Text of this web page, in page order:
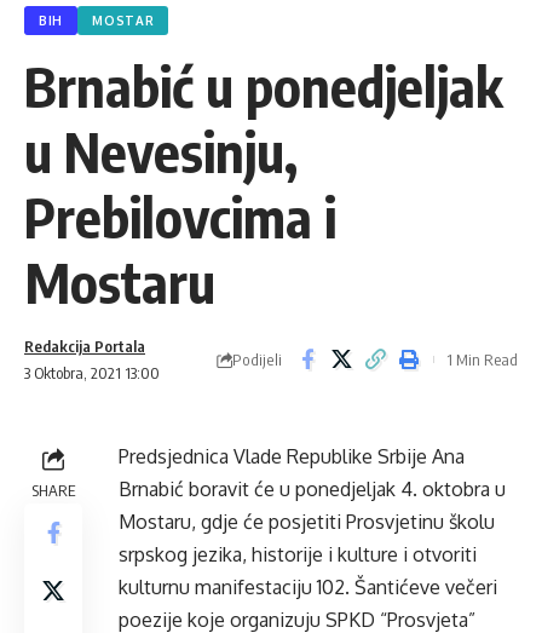
BIH MOSTAR
Brnabić u ponedjeljak
u Nevesinju,
Prebilovcima i
Mostaru
3 Oktobra, 2021 13:00
Redakcija Portala
Podijeli 1 Min Read
SHARE
Predsjednica Vlade Republike Srbije Ana
Brnabić boravit će u ponedjeljak 4. oktobra u
Mostaru, gdje će posjetiti Prosvjetinu školu
srpskog jezika, historije i kulture i otvoriti
kulturnu manifestaciju 102. Šantićeve večeri
poezije koje organizuju SPKD “Prosvjeta”